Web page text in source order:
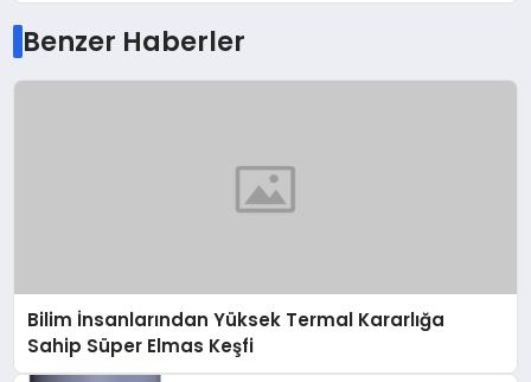
Benzer Haberler
Bilim İnsanlarından Yüksek Termal Kararlığa
Sahip Süper Elmas Keşfi